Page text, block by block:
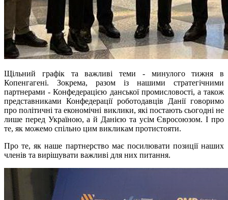
Щільний графік та важливі теми - минулого тижня в
Копенгагені. Зокрема, разом із нашими стратегічними
партнерами - Конфедерацією данської промисловості, а також
представниками Конфедерації роботодавців Данії говоримо
про політичні та економічні виклики, які постають сьогодні не
лише перед Україною, а й Данією та усім Євросоюзом. І про
те, як можемо спільно цим викликам протистояти.
Про те, як наше партнерство має посилювати позиції наших
членів та вирішувати важливі для них питання.